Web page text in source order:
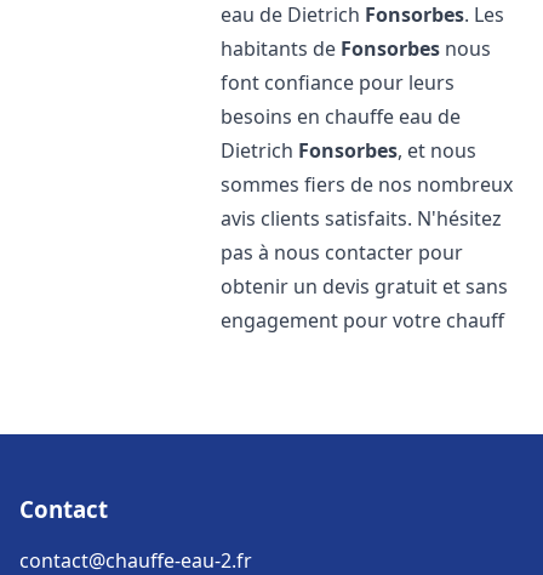
eau de Dietrich Fonsorbes. Les
habitants de Fonsorbes nous
font confiance pour leurs
besoins en chauffe eau de
Dietrich Fonsorbes, et nous
sommes fiers de nos nombreux
avis clients satisfaits. N'hésitez
pas à nous contacter pour
obtenir un devis gratuit et sans
engagement pour votre chauff
Contact
contact@chauffe-eau-2.fr